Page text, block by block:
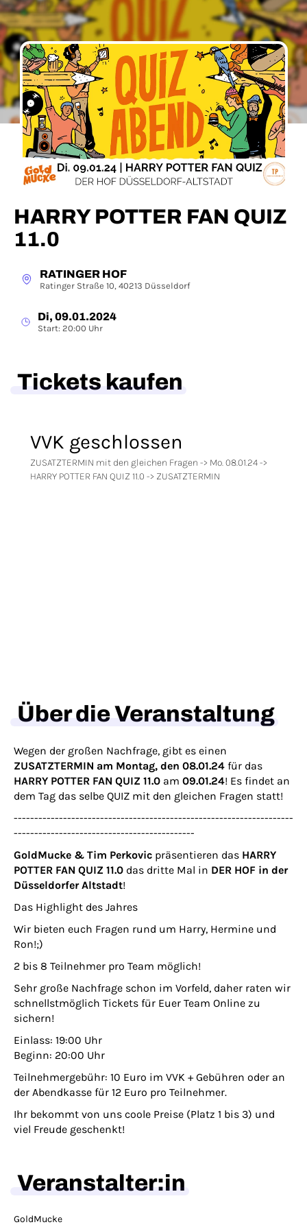
HARRY POTTER FAN QUIZ
11.0
RATINGER HOF
Ratinger Straße 10, 40213 Düsseldorf
Di, 09.01.2024
Start: 20:00 Uhr
Tickets kaufen
VVK geschlossen
ZUSATZTERMIN mit den gleichen Fragen -> Mo. 08.01.24 ->
HARRY POTTER FAN QUIZ 11.0 -> ZUSATZTERMIN
Über die Veranstaltung
Wegen der großen Nachfrage, gibt es einen
ZUSATZTERMIN am Montag, den 08.01.24 für das
HARRY POTTER FAN QUIZ 11.0 am 09.01.24! Es findet an
dem Tag das selbe QUIZ mit den gleichen Fragen statt!
--------------------------------------------------------------------
--------------------------------------------
GoldMucke & Tim Perkovic präsentieren das HARRY
POTTER FAN QUIZ 11.0 das dritte Mal in DER HOF in der
Düsseldorfer Altstadt!
Das Highlight des Jahres
Wir bieten euch Fragen rund um Harry, Hermine und
Ron!;)
2 bis 8 Teilnehmer pro Team möglich!
Sehr große Nachfrage schon im Vorfeld, daher raten wir
schnellstmöglich Tickets für Euer Team Online zu
sichern!
Einlass: 19:00 Uhr
Beginn: 20:00 Uhr
Teilnehmergebühr: 10 Euro im VVK + Gebühren oder an
der Abendkasse für 12 Euro pro Teilnehmer.
Ihr bekommt von uns coole Preise (Platz 1 bis 3) und
viel Freude geschenkt!
Veranstalter:in
GoldMucke